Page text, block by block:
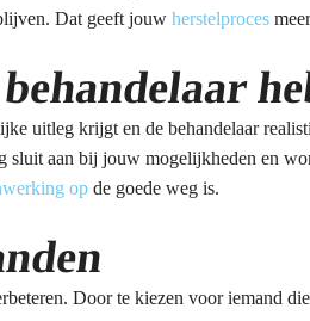
Dat geeft jouw herstelproces
uitleg krijgt en de behandelaar
sluit aan bij jouw mogelijkheden en
op de goede weg is.
Door te kiezen voor iemand